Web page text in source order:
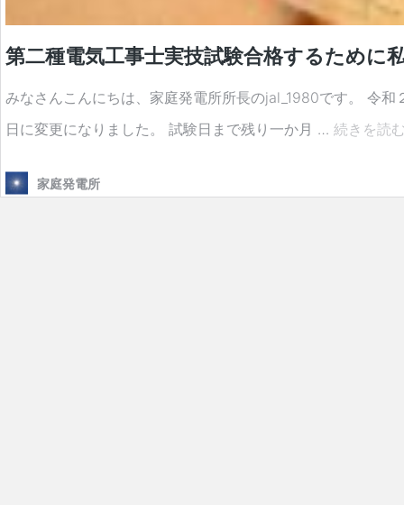
第二種電気工事士実技試験合格するために
みなさんこんにちは、家庭発電所所長のjal_1980です。 令
日に変更になりました。 試験日まで残り一か月 … 続きを読
家庭発電所